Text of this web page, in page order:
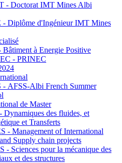
- Doctorat IMT Mines Albi
- Diplôme d'Ingénieur IMT Mines
Bâtiment à Energie Positive
- PRINEC
- AFSS-Albi French Summer
de Master
Dynamiques des fluides, et
et Transferts
- Management of International
Supply chain projects
- Sciences pour la mécanique des
et des structures